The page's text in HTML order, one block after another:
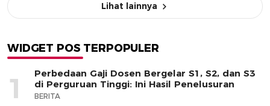
Lihat lainnya
WIDGET POS TERPOPULER
1
Perbedaan Gaji Dosen Bergelar S1, S2, dan S3
di Perguruan Tinggi: Ini Hasil Penelusuran
BERITA